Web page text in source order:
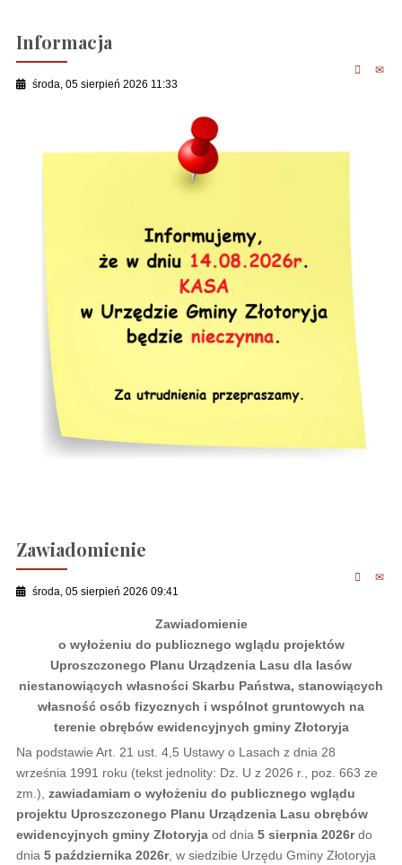
Informacja
środa, 05 sierpień 2026 11:33
Zawiadomienie
środa, 05 sierpień 2026 09:41
Zawiadomienie
o wyłożeniu do publicznego wglądu projektów
Uproszczonego Planu Urządzenia Lasu dla lasów
niestanowiących własności Skarbu Państwa, stanowiących
własność osób fizycznych i wspólnot gruntowych na
terenie obrębów ewidencyjnych gminy Złotoryja
Na podstawie Art. 21 ust. 4,5 Ustawy o Lasach z dnia 28
września 1991 roku (tekst jednolity: Dz. U z 2026 r., poz. 663 ze
zm.), zawiadamiam o wyłożeniu do publicznego wglądu
projektu Uproszczonego Planu Urządzenia Lasu obrębów
ewidencyjnych gminy Złotoryjaod dnia 5 sierpnia 2026rdo
dnia 5 października 2026r, w siedzibie Urzędu Gminy Złotoryja